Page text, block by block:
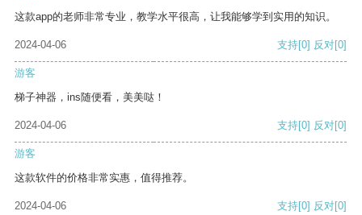
这款app的老师非常专业，教学水平很高，让我能够学到实用的知识。
2024-04-06 支持[0] 反对[0]
游客
梯子神器，ins随便看，美美哒！
2024-04-06 支持[0] 反对[0]
游客
这款软件的价格非常实惠，值得推荐。
2024-04-06 支持[0] 反对[0]